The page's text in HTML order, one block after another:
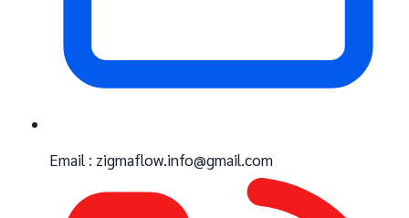
Email : zigmaflow.info@gmail.com